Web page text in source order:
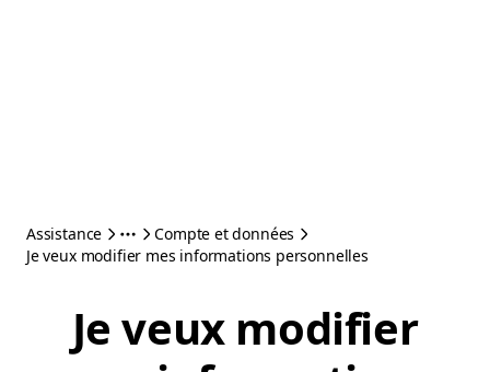
Assistance
Compte et données
Je veux modifier mes informations personnelles
Je veux modifier